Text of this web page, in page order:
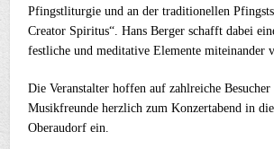
Pfingstliturgie und an der traditionellen
Creator Spiritus“. Hans Berger schafft dabei
festliche und meditative Elemente miteinander
Die Veranstalter hoffen auf zahlreiche
Musikfreunde herzlich zum Konzertabend in
Oberaudorf ein.